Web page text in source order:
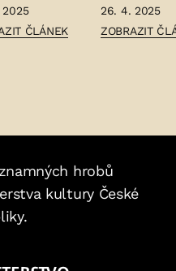
2025
ČLÁNEK
26. 4. 2025
ČLÁNEK:
ZOBRAZIT
hrobů
kultury České